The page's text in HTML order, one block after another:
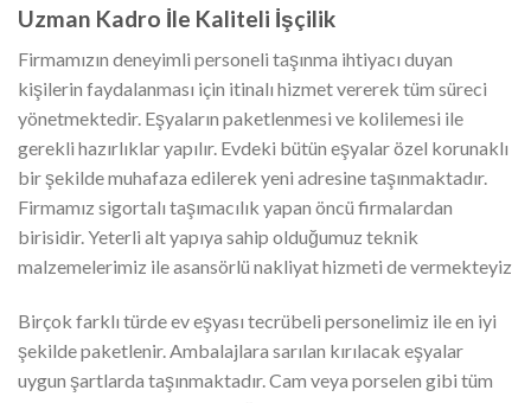
Uzman Kadro İle Kaliteli İşçilik
Firmamızın deneyimli personeli taşınma ihtiyacı duyan
kişilerin faydalanması için itinalı hizmet vererek tüm süreci
yönetmektedir. Eşyaların paketlenmesi ve kolilemesi ile
gerekli hazırlıklar yapılır. Evdeki bütün eşyalar özel korunaklı
bir şekilde muhafaza edilerek yeni adresine taşınmaktadır.
Firmamız sigortalı taşımacılık yapan öncü firmalardan
birisidir. Yeterli alt yapıya sahip olduğumuz teknik
malzemelerimiz ile asansörlü nakliyat hizmeti de vermekteyiz
Birçok farklı türde ev eşyası tecrübeli personelimiz ile en iyi
şekilde paketlenir. Ambalajlara sarılan kırılacak eşyalar
uygun şartlarda taşınmaktadır. Cam veya porselen gibi tüm